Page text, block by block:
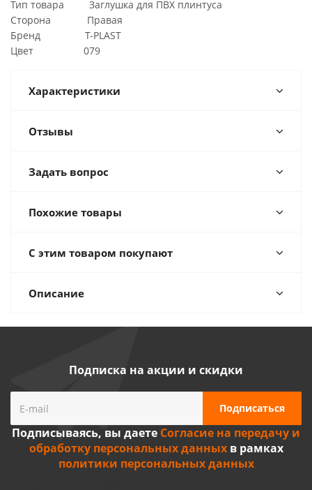
Тип товара Заглушка для ПВХ плинтуса
Сторона Правая
Бренд T-PLAST
Цвет 079
Характеристики
Отзывы
Задать вопрос
Похожие товары
С этим товаром покупают
Описание
Подписка на акции и скидки
Подписываясь, вы даете Согласие на передачу и
обработку персональных данныхв рамках
политики персональных данных